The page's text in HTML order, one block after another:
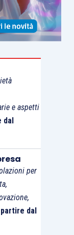
per le quali il
rispettato
questione è
troveranno
società
dei
di
del 14
ammesso
e aspetti
per
dal